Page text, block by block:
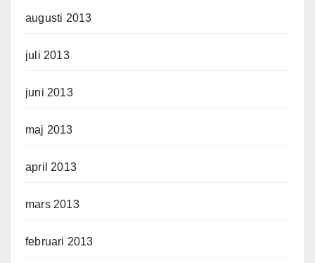
augusti 2013
juli 2013
juni 2013
maj 2013
april 2013
mars 2013
februari 2013